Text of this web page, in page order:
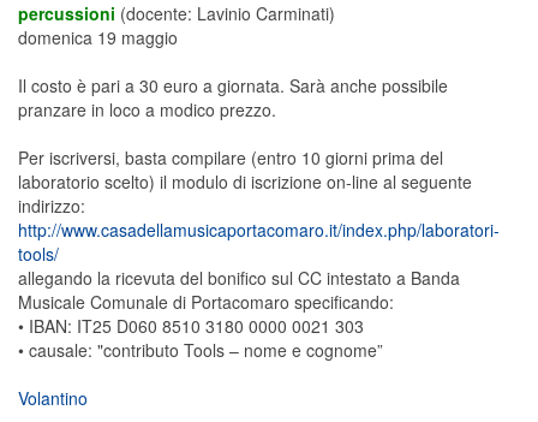
percussioni (docente: Lavinio Carminati)
domenica 19 maggio
Il costo è pari a 30 euro a giornata. Sarà anche possibile
pranzare in loco a modico prezzo.
Per iscriversi, basta compilare (entro 10 giorni prima del
laboratorio scelto) il modulo di iscrizione on-line al seguente
indirizzo:
http://www.casadellamusicaportacomaro.it/index.php/laboratori-
tools/
allegando la ricevuta del bonifico sul CC intestato a Banda
Musicale Comunale di Portacomaro specificando:
• IBAN: IT25 D060 8510 3180 0000 0021 303
• causale: "contributo Tools – nome e cognome”
Volantino